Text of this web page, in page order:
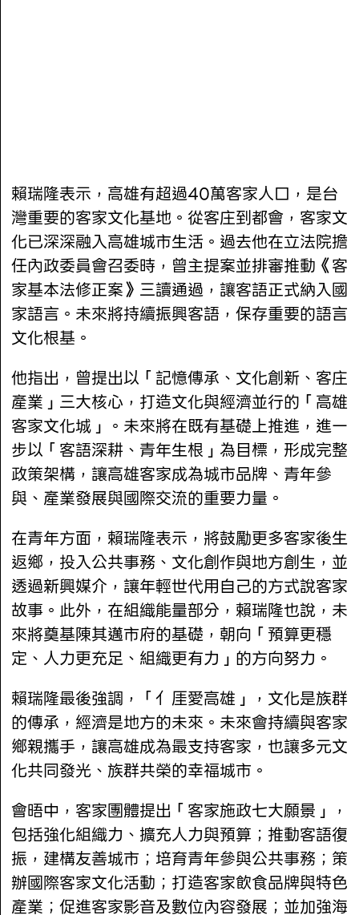
賴瑞隆表示，高雄有超過40萬客家人口，是台
灣重要的客家文化基地。從客庄到都會，客家文
化已深深融入高雄城市生活。過去他在立法院擔
任內政委員會召委時，曾主提案並排審推動《客
家基本法修正案》三讀通過，讓客語正式納入國
家語言。未來將持續振興客語，保存重要的語言
文化根基。
他指出，曾提出以「記憶傳承、文化創新、客庄
產業」三大核心，打造文化與經濟並行的「高雄
客家文化城」。未來將在既有基礎上推進，進一
步以「客語深耕、青年生根」為目標，形成完整
政策架構，讓高雄客家成為城市品牌、青年參
與、產業發展與國際交流的重要力量。
在青年方面，賴瑞隆表示，將鼓勵更多客家後生
返鄉，投入公共事務、文化創作與地方創生，並
透過新興媒介，讓年輕世代用自己的方式說客家
故事。此外，在組織能量部分，賴瑞隆也說，未
來將奠基陳其邁市府的基礎，朝向「預算更穩
定、人力更充足、組織更有力」的方向努力。
賴瑞隆最後強調，「亻厓愛高雄」，文化是族群
的傳承，經濟是地方的未來。未來會持續與客家
鄉親攜手，讓高雄成為最支持客家，也讓多元文
化共同發光、族群共榮的幸福城市。
會晤中，客家團體提出「客家施政七大願景」，
包括強化組織力、擴充人力與預算；推動客語復
振，建構友善城市；培育青年參與公共事務；策
辦國際客家文化活動；打造客家飲食品牌與特色
產業；促進客家影音及數位內容發展；並加強海